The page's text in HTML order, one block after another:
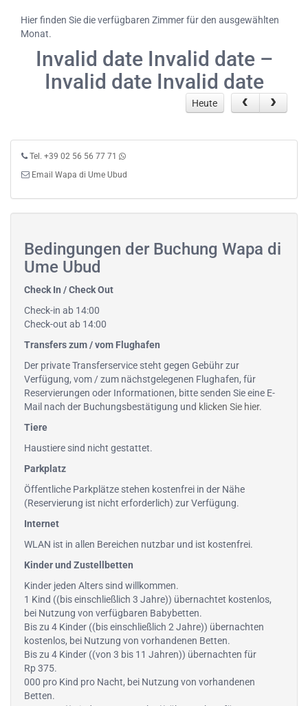
Hier finden Sie die verfügbaren Zimmer für den ausgewählten
Monat.
Invalid date Invalid date –
Invalid date Invalid date
Heute
Tel. +39 02 56 56 77 71
Email Wapa di Ume Ubud
Bedingungen der Buchung Wapa di
Ume Ubud
Check In / Check Out
Check-in ab 14:00
Check-out ab 14:00
Transfers zum / vom Flughafen
Der private Transferservice steht gegen Gebühr zur
Verfügung, vom / zum nächstgelegenen Flughafen, für
Reservierungen oder Informationen, bitte senden Sie eine E-
Mail nach der Buchungsbestätigung und klicken Sie hier.
Tiere
Haustiere sind nicht gestattet.
Parkplatz
Öffentliche Parkplätze stehen kostenfrei in der Nähe
(Reservierung ist nicht erforderlich) zur Verfügung.
Internet
WLAN ist in allen Bereichen nutzbar und ist kostenfrei.
Kinder und Zustellbetten
Kinder jeden Alters sind willkommen.
1 Kind ((bis einschließlich 3 Jahre)) übernachtet kostenlos,
bei Nutzung von verfügbaren Babybetten.
Bis zu 4 Kinder ((bis einschließlich 2 Jahre)) übernachten
kostenlos, bei Nutzung von vorhandenen Betten.
Bis zu 4 Kinder ((von 3 bis 11 Jahren)) übernachten für
Rp 375.
000 pro Kind pro Nacht, bei Nutzung von vorhandenen
Betten.